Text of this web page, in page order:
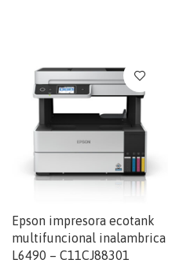
Epson impresora ecotank
multifuncional inalambrica
L6490 – C11CJ88301